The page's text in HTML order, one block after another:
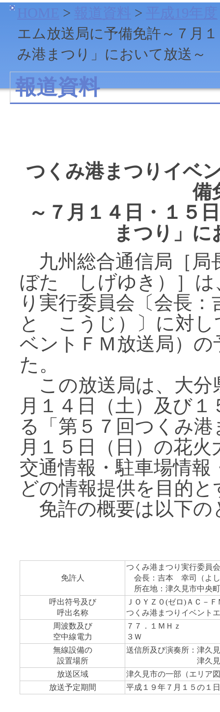
> >
エム放送局に予備免許～７月
み港まつり」において放送～
報道資料
つくみ港まつりイベ
備
～７月１４日・１５
まつり」に
九州総合通信局［
ぼた しげゆき）］は
り実行委員会〔会長
と こうじ）〕に対し
ベントＦＭ放送局）
た。
この放送局は、大分
月１４日（土）及び
る「第５７回つくみ
月１５日（日）の花
交通情報・駐車場情
どの情報提供を目的
免許の概要は以下の
免許人
つくみ港まつり実行委員会
会長：吉本 幸司（よ
所在地：津久見市中央
呼出符号及び
呼出名称
ＪＯＹＺ０(ゼロ)ＡＣ－Ｆ
つくみ港まつりイベント
周波数及び
空中線電力
７７．１ＭＨｚ
３Ｗ
無線設備の
設置場所
送信所及び演奏所： 津久
津久
放送区域
津久見市の一部（エリア
放送予定期間
平成１９年７月１５の１